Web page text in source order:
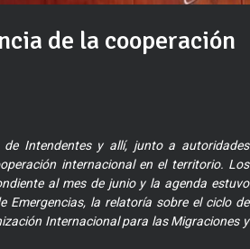
de la cooperación
Intendentes y allí, junto a autoridades
internacional en el territorio. Los
al mes de junio y la agenda estuvo
Emergencias, la relatoría sobre el ciclo de
Internacional para las Migraciones y